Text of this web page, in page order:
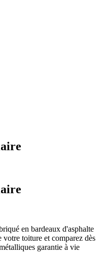
en bardeaux d'asphalte
votre toiture et comparez dès
garantie à vie